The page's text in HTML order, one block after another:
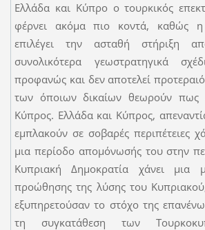
Ελλάδα και Κύπρο ο τουρκικός
φέρνει ακόμα πιο κοντά, καθώς η
επιλέγει την ασταθή στήριξη
συνολικότερα γεωστρατηγικά
προφανώς και δεν αποτελεί
των όποιων δικαίων θεωρούν πως
Κύπρος. Ελλάδα και Κύπρος,
εμπλακούν σε σοβαρές περιπέτειες
μια περίοδο απομόνωσής του στην
Κυπριακή Δημοκρατία χάνει μια
προώθησης της λύσης του
εξυπηρετούσαν το στόχο της
τη συγκατάθεση των